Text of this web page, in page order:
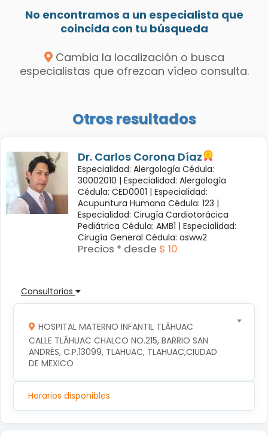
No encontramos a un especialista que
coincida con tu búsqueda
Cambia la localización o busca
especialistas que ofrezcan vídeo consulta.
Otros resultados
Dr. Carlos Corona Díaz
Especialidad: Alergología Cédula:
30002010 | Especialidad: Alergología
Cédula: CED0001 | Especialidad:
Acupuntura Humana Cédula: 123 |
Especialidad: Cirugía Cardiotorácica
Pediátrica Cédula: AMB1 | Especialidad:
Cirugía General Cédula: asww2
Precios * desde $ 10
Consultorios
HOSPITAL MATERNO INFANTIL TLÁHUAC
CALLE TLÁHUAC CHALCO NO.215, BARRIO SAN
ANDRÉS, C.P.13099, TLAHUAC, TLAHUAC,CIUDAD
DE MEXICO
Horarios disponibles